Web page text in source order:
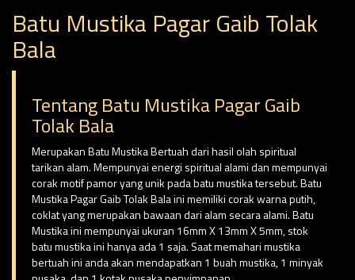
Batu Mustika Pagar Gaib Tolak
Bala
Tentang Batu Mustika Pagar Gaib
Tolak Bala
Merupakan Batu Mustika Bertuah dari hasil olah spiritual
tarikan alam. Mempunyai energi spiritual alami dan mempunyai
corak motif pamor yang unik pada batu mustika tersebut. Batu
Mustika Pagar Gaib Tolak Bala ini memiliki corak warna putih,
coklat yang merupakan bawaan dari alam secara alami. Batu
Mustika ini mempunyai ukuran 16mm X 13mm X 5mm, stok
batu mustika ini hanya ada 1 saja. Saat memahari mustika
bertuah ini anda akan mendapatkan 1 buah mustika, 1 minyak